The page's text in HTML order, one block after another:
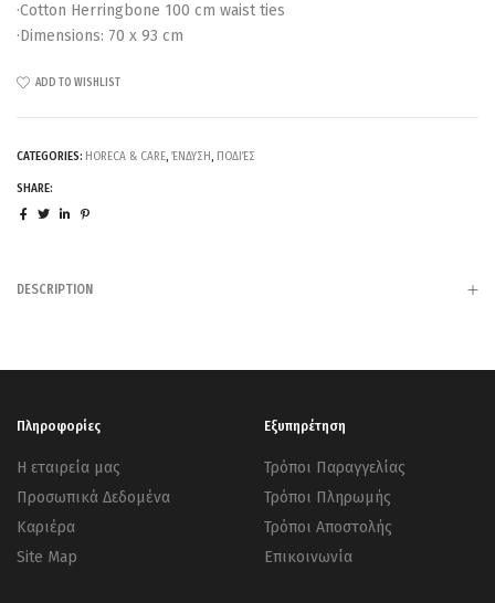
·Cotton Herringbone 100 cm waist ties
·Dimensions: 70 x 93 cm
ADD TO WISHLIST
CATEGORIES: HORECA & CARE, ΈΝΔΥΣΗ, ΠΟΔΙΈΣ
SHARE:
DESCRIPTION
Πληροφορίες
Η εταιρεία μας
Προσωπικά Δεδομένα
Καριέρα
Site Map
Εξυπηρέτηση
Τρόποι Παραγγελίας
Τρόποι Πληρωμής
Τρόποι Αποστολής
Επικοινωνία